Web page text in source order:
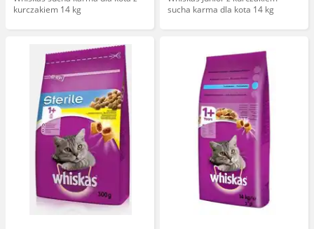
kurczakiem 14 kg
sucha karma dla kota 14 kg